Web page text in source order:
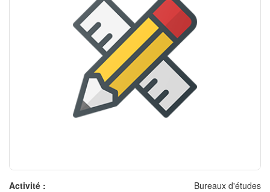
Activité :
Bureaux d'études